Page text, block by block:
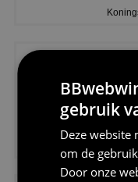
V-
gebruik
Deze website
om de
Door onze